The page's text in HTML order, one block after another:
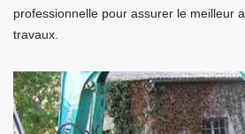
professionnelle pour assurer le meilleur
travaux.